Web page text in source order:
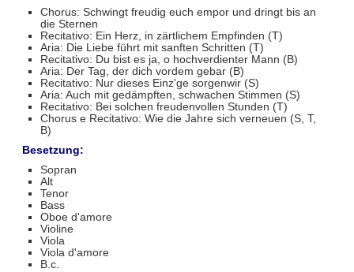
Chorus: Schwingt freudig euch empor und dringt bis an
die Sternen
Recitativo: Ein Herz, in zärtlichem Empfinden (T)
Aria: Die Liebe führt mit sanften Schritten (T)
Recitativo: Du bist es ja, o hochverdienter Mann (B)
Aria: Der Tag, der dich vordem gebar (B)
Recitativo: Nur dieses Einz'ge sorgenwir (S)
Aria: Auch mit gedämpften, schwachen Stimmen (S)
Recitativo: Bei solchen freudenvollen Stunden (T)
Chorus e Recitativo: Wie die Jahre sich verneuen (S, T,
B)
Besetzung:
Sopran
Alt
Tenor
Bass
Oboe d'amore
Violine
Viola
Viola d'amore
B.c.